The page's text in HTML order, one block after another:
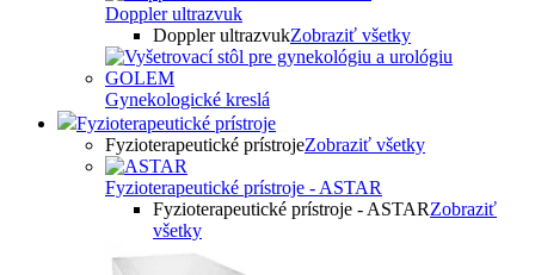
Doppler ultrazvuk
Doppler ultrazvukZobraziť všetky
Gynekologické kreslá
Fyzioterapeutické prístroje
Fyzioterapeutické prístrojeZobraziť všetky
Fyzioterapeutické prístroje - ASTAR
Fyzioterapeutické prístroje - ASTARZobraziť
všetky